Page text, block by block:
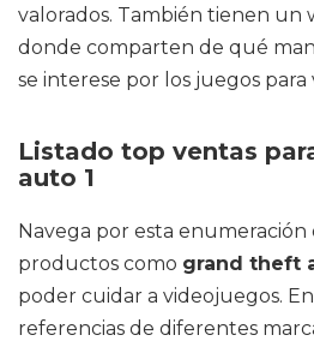
valorados. También tienen un
donde comparten de qué
se interese por los juegos para
Listado top ventas
auto 1
Navega por esta enumeración
productos como grand theft
poder cuidar a videojuegos.
referencias de diferentes